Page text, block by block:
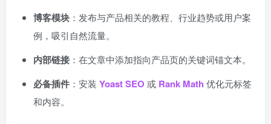
博客模块 ：发布与产品相关的教程、行业趋势或用户案
例，吸引自然流量。
内部链接 ：在文章中添加指向产品页的关键词锚文本。
必备插件 ：安装 Yoast SEO 或 Rank Math 优化元标签
和内容。